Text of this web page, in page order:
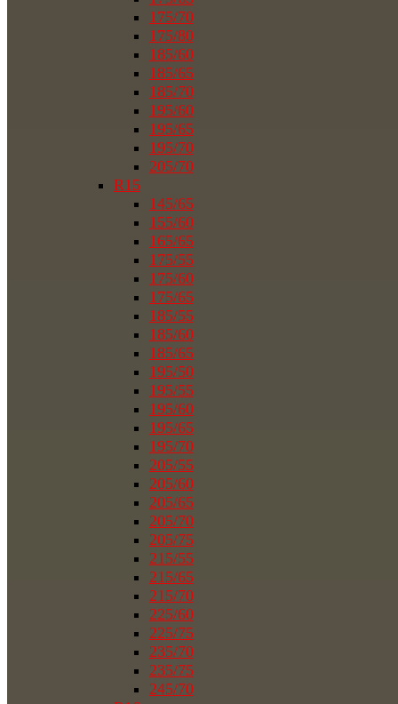
175/70
175/80
185/60
185/65
185/70
195/60
195/65
195/70
205/70
R15
145/65
155/60
165/65
175/55
175/60
175/65
185/55
185/60
185/65
195/50
195/55
195/60
195/65
195/70
205/55
205/60
205/65
205/70
205/75
215/55
215/65
215/70
225/60
225/75
235/70
235/75
245/70